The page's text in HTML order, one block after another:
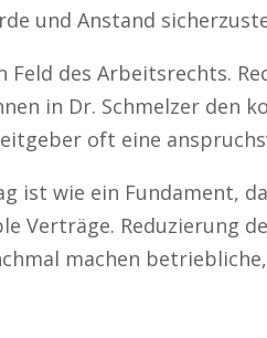
und Anstand
des Arbeitsrechts.
in Dr. Schmelzer den
oft eine
wie ein Fundament,
Reduzierung
machen